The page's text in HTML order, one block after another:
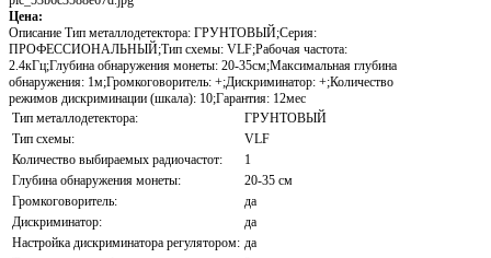
Цена:
Описание Тип металлодетектора: ГРУНТОВЫЙ;Серия:
ПРОФЕССИОНАЛЬНЫЙ;Тип схемы: VLF;Рабочая частота:
2.4кГц;Глубина обнаружения монеты: 20-35см;Максимальная глубина
обнаружения: 1м;Громкоговоритель: +;Дискриминатор: +;Количество
режимов дискриминации (шкала): 10;Гарантия: 12мес
Тип металлодетектора:
ГРУНТОВЫЙ
Тип схемы:
VLF
Количество выбираемых радиочастот:
1
Глубина обнаружения монеты:
20-35 см
Громкоговоритель:
да
Дискриминатор:
да
Настройка дискриминатора регулятором: да